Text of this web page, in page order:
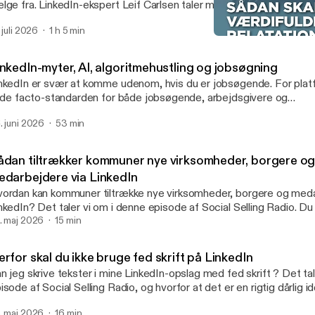
fra. LinkedIn-ekspert Leif Carlsen taler med Majbritt Lund om
Selling Proposition, superpower, prissætning og LinkedIn.
skærpe din position, tydeliggøre din værdi og gøre både din
juli 2026 1 h 5 min
myter, AI, algoritmehustling og jobsøgning
er svær at komme udenom, hvis du er jobsøgende. For
facto-standarden for både jobsøgende, arbejdsgivere og
i håbet om at finde "den hemmelige opskrift", der kan
til kroppen, og der opstår derfor hurtigt myter, halve sandheder
om, hvad der virker. Hvad der er op og ned i denne
ekspert Leif Carlsen fra Social Selling Company og Sami
om i denne podcastepisode.
juni 2026 53 min
tiltrækker kommuner nye virksomheder, borgere og
via LinkedIn
kan kommuner tiltrække nye virksomheder, borgere og
Det taler vi om i denne episode af Social Selling Radio.
i, hvordan kommunerne kan bruge LinkedIn til at markedsføre
borgerne og medarbejderne.
maj 2026 15 min
skal du ikke bruge fed skrift på LinkedIn
jeg skrive tekster i mine LinkedIn-opslag med fed skrift ? Det
af Social Selling Radio, og hvorfor at det er en rigtig dårlig